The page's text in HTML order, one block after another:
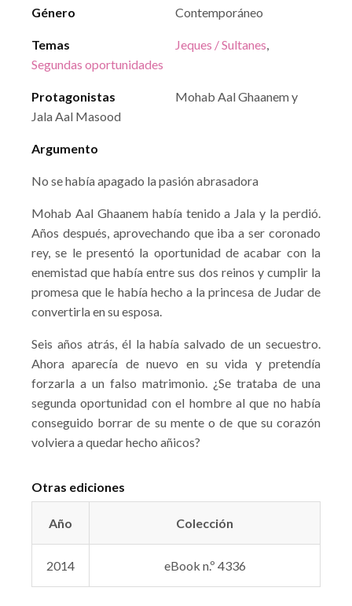
Género Contemporáneo
Temas Jeques / Sultanes,
Segundas oportunidades
Protagonistas
Mohab Aal Ghaanem y
Jala Aal Masood
Argumento
No se había apagado la pasión abrasadora
Mohab Aal Ghaanem había tenido a Jala y la perdió.
Años después, aprovechando que iba a ser coronado
rey, se le presentó la oportunidad de acabar con la
enemistad que había entre sus dos reinos y cumplir la
promesa que le había hecho a la princesa de Judar de
convertirla en su esposa.
Seis años atrás, él la había salvado de un secuestro.
Ahora aparecía de nuevo en su vida y pretendía
forzarla a un falso matrimonio. ¿Se trataba de una
segunda oportunidad con el hombre al que no había
conseguido borrar de su mente o de que su corazón
volviera a quedar hecho añicos?
Otras ediciones
Año Colección
2014 eBook n.º 4336